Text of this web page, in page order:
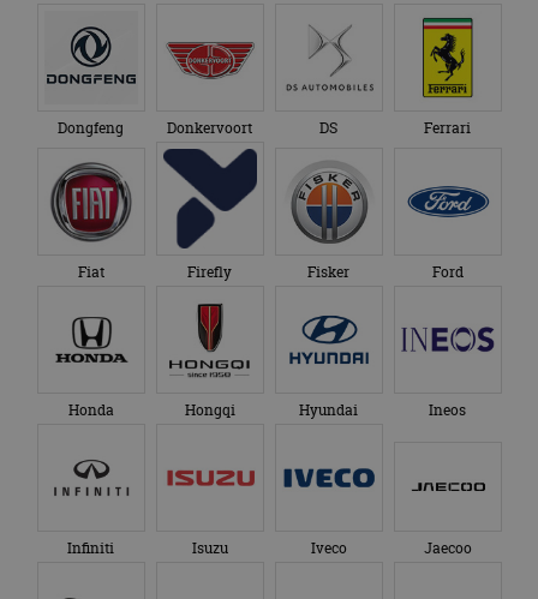
Jaguar Jeep KG Mobility Kia
Lamborghini Lancia Land Rover Leapmotor
Lexus Lightyear Lotus Lucid
Lynk & Co Maserati Mazda